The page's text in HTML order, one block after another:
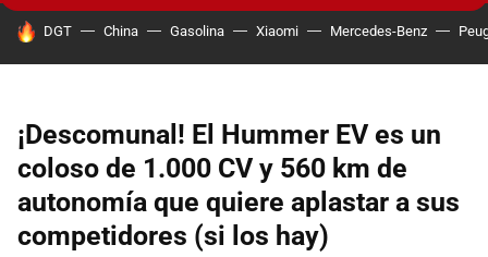
HOY SE HABLA DE
DGT China Gasolina Xiaomi Mercedes-Benz
¡Descomunal! El Hummer EV es un
coloso de 1.000 CV y 560 km de
autonomía que quiere aplastar a sus
competidores (si los hay)